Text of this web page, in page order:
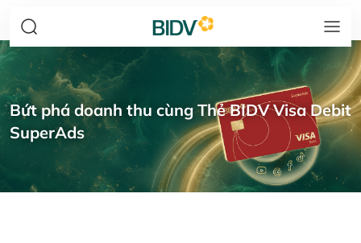
Bứt phá doanh thu cùng Thẻ BIDV Visa Debit
SuperAds